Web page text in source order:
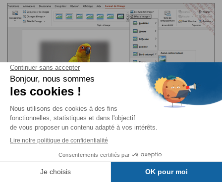
Cliquez sur une des valeurs proposées ou, si
aucune valeur ne convient, cliquez sur
bord estompéet précisez la valeur souhaitée dans
la zone de l’optionTaille
Format de l’image.
Table des matières